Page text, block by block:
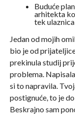
Buduće
arhitekta
tek ulaznica
Jedan od mojih
bio je od
prekinula studij
problema.
si to napravila.
postignuće, to je
Beskrajno sam